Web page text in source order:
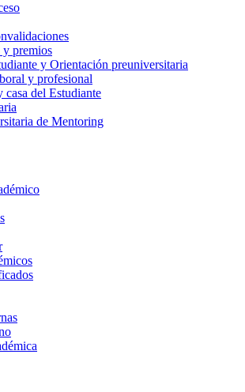
y premios
y Orientación preuniversitaria
y profesional
casa del Estudiante
de Mentoring